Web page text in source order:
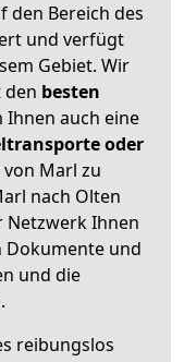
den Bereich des
und verfügt
Gebiet. Wir
den besten
Ihnen auch eine
oder
von Marl zu
nach Olten
Netzwerk Ihnen
Dokumente und
und die
reibungslos